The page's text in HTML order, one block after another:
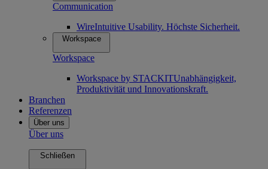
Communication
WireIntuitive Usability. Höchste Sicherheit.
Workspace
Workspace
Workspace by STACKITUnabhängigkeit,
Produktivität und Innovationskraft.
Branchen
Referenzen
Über uns
Über uns
Schließen